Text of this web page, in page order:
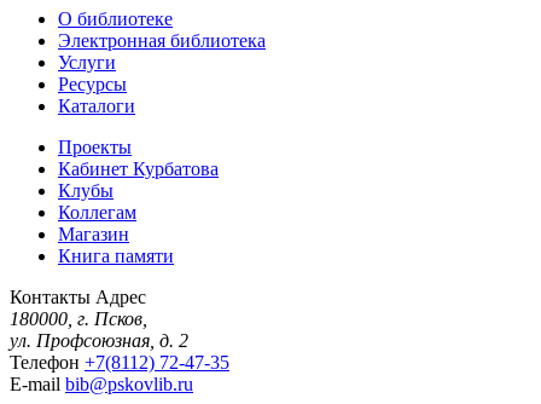
О библиотеке
Электронная библиотека
Услуги
Ресурсы
Каталоги
Проекты
Кабинет Курбатова
Клубы
Коллегам
Магазин
Книга памяти
Контакты Адрес
180000, г. Псков,
ул. Профсоюзная, д. 2
Телефон +7(8112) 72-47-35
E-mail bib@pskovlib.ru